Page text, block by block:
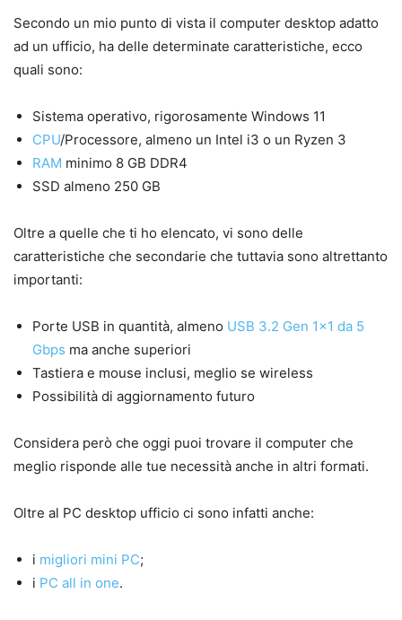
Secondo un mio punto di vista il computer desktop adatto
ad un ufficio, ha delle determinate caratteristiche, ecco
quali sono:
Sistema operativo, rigorosamente Windows 11
CPU/Processore, almeno un Intel i3 o un Ryzen 3
RAM minimo 8 GB DDR4
SSD almeno 250 GB
Oltre a quelle che ti ho elencato, vi sono delle
caratteristiche che secondarie che tuttavia sono altrettanto
importanti:
Porte USB in quantità, almeno USB 3.2 Gen 1×1 da 5
Gbps ma anche superiori
Tastiera e mouse inclusi, meglio se wireless
Possibilità di aggiornamento futuro
Considera però che oggi puoi trovare il computer che
meglio risponde alle tue necessità anche in altri formati.
Oltre al PC desktop ufficio ci sono infatti anche:
i migliori mini PC;
i PC all in one.